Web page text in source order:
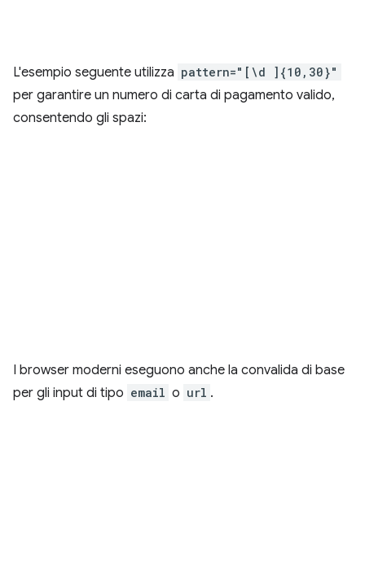
L'esempio seguente utilizza pattern="[\d ]{10,30}"
per garantire un numero di carta di pagamento valido,
consentendo gli spazi:
I browser moderni eseguono anche la convalida di base
per gli input di tipo email o url .